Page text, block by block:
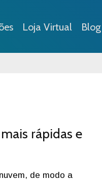
Loja Virtual Blog
rápidas e
de modo a